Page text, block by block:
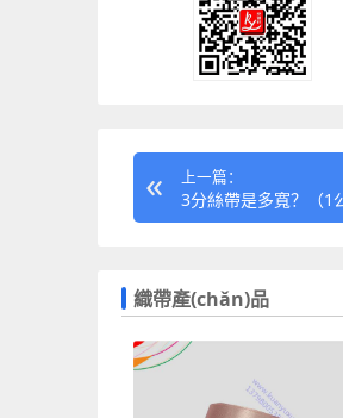
上一篇：
3分絲帶是多寬？（1
織帶產(chǎn)品